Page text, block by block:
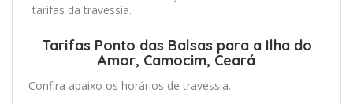
tarifas da travessia.
Tarifas Ponto das Balsas para a Ilha do
Amor, Camocim, Ceará
Confira abaixo os horários de travessia.